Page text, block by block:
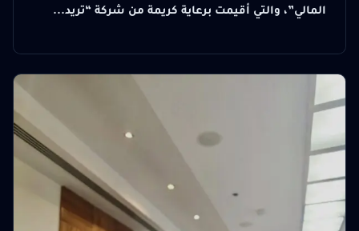
المالي”، والتي أقيمت برعاية كريمة من شركة “تريد...